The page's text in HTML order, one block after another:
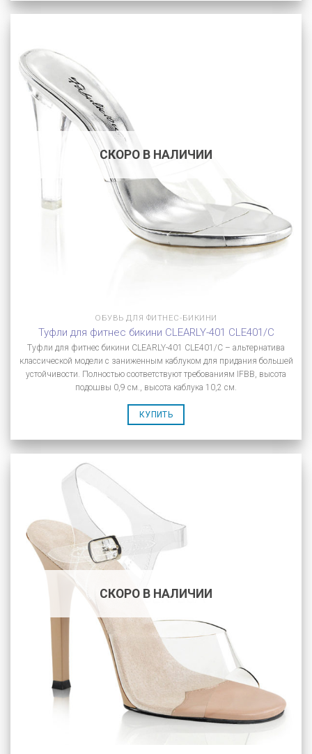
СКОРО В НАЛИЧИИ
ОБУВЬ ДЛЯ ФИТНЕС-БИКИНИ
Туфли для фитнес бикини CLEARLY-401 CLE401/C
Туфли для фитнес бикини CLEARLY-401 CLE401/C – альтернатива
классической модели с заниженным каблуком для придания большей
устойчивости. Полностью соответствуют требованиям IFBB, высота
подошвы 0,9 см., высота каблука 10,2 см.
КУПИТЬ
СКОРО В НАЛИЧИИ